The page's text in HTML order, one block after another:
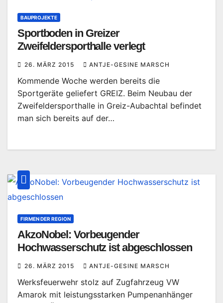
BAUPROJEKTE
Sportboden in Greizer
Zweifeldersporthalle verlegt
26. MÄRZ 2015 ANTJE-GESINE MARSCH
Kommende Woche werden bereits die
Sportgeräte geliefert GREIZ. Beim Neubau der
Zweifeldersporthalle in Greiz-Aubachtal befindet
man sich bereits auf der…
FIRMEN DER REGION
AkzoNobel: Vorbeugender
Hochwasserschutz ist abgeschlossen
26. MÄRZ 2015 ANTJE-GESINE MARSCH
Werksfeuerwehr stolz auf Zugfahrzeug VW
Amarok mit leistungsstarken Pumpenanhänger